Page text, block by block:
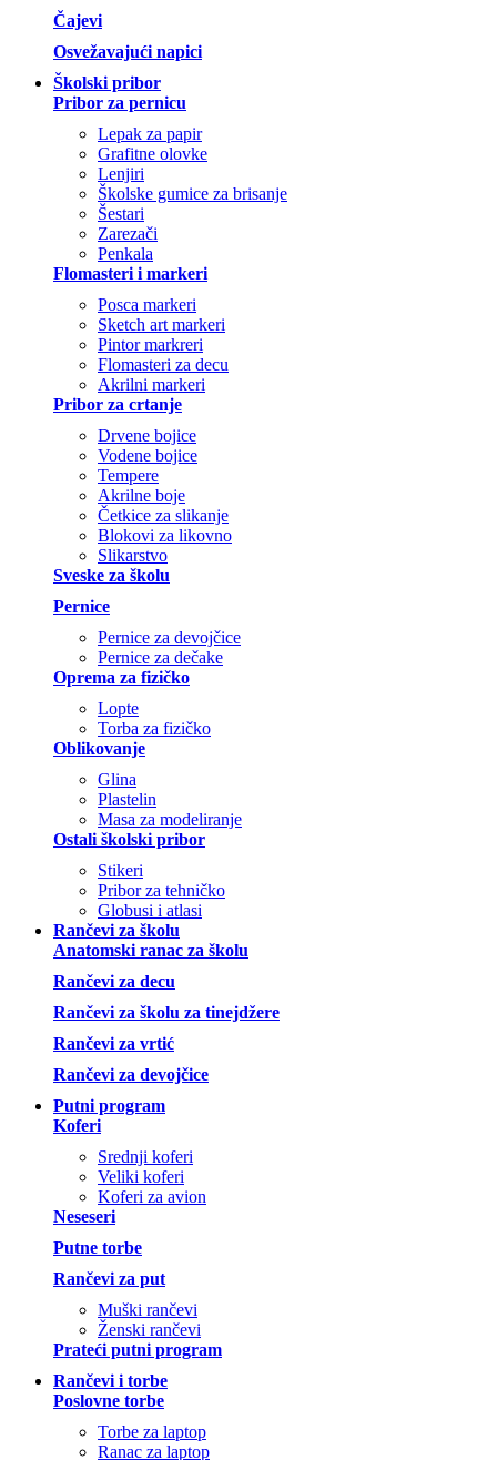
Čajevi
Osvežavajući napici
Školski pribor
Pribor za pernicu
Lepak za papir
Grafitne olovke
Lenjiri
Školske gumice za brisanje
Šestari
Zarezači
Penkala
Flomasteri i markeri
Posca markeri
Sketch art markeri
Pintor markreri
Flomasteri za decu
Akrilni markeri
Pribor za crtanje
Drvene bojice
Vodene bojice
Tempere
Akrilne boje
Četkice za slikanje
Blokovi za likovno
Slikarstvo
Sveske za školu
Pernice
Pernice za devojčice
Pernice za dečake
Oprema za fizičko
Lopte
Torba za fizičko
Oblikovanje
Glina
Plastelin
Masa za modeliranje
Ostali školski pribor
Stikeri
Pribor za tehničko
Globusi i atlasi
Rančevi za školu
Anatomski ranac za školu
Rančevi za decu
Rančevi za školu za tinejdžere
Rančevi za vrtić
Rančevi za devojčice
Putni program
Koferi
Srednji koferi
Veliki koferi
Koferi za avion
Neseseri
Putne torbe
Rančevi za put
Muški rančevi
Ženski rančevi
Prateći putni program
Rančevi i torbe
Poslovne torbe
Torbe za laptop
Ranac za laptop